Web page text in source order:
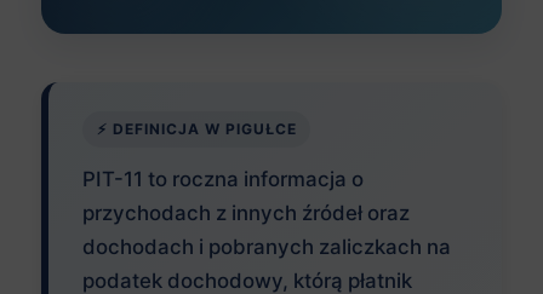
⚡ DEFINICJA W PIGUŁCE
PIT-11 to roczna informacja o
przychodach z innych źródeł oraz
dochodach i pobranych zaliczkach na
podatek dochodowy, którą płatnik